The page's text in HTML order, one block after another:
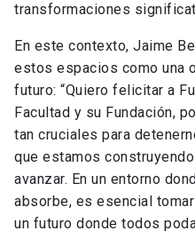
transformaciones
En este contexto, Jaime
estos espacios como una
futuro: “Quiero felicitar a
Facultad y su Fundación,
tan cruciales para
que estamos
avanzar. En un entorno
absorbe, es esencial
un futuro donde todos